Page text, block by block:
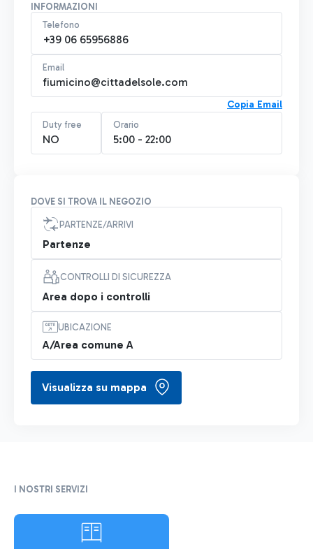
INFORMAZIONI
Telefono
+39 06 65956886
Email
fiumicino@cittadelsole.com
Copia Email
Duty free
NO
Orario
5:00 - 22:00
DOVE SI TROVA IL NEGOZIO
PARTENZE/ARRIVI
Partenze
CONTROLLI DI SICUREZZA
Area dopo i controlli
UBICAZIONE
A/Area comune A
Visualizza su mappa
I NOSTRI SERVIZI